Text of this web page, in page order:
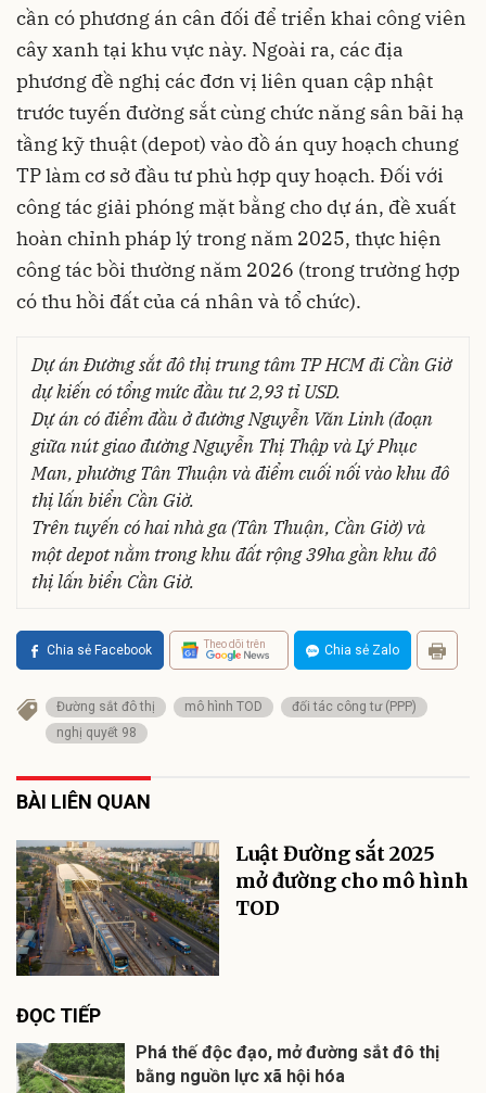
cần có phương án cân đối để triển khai công viên
cây xanh tại khu vực này. Ngoài ra, các địa
phương đề nghị các đơn vị liên quan cập nhật
trước tuyến đường sắt cùng chức năng sân bãi hạ
tầng kỹ thuật (depot) vào đồ án quy hoạch chung
TP làm cơ sở đầu tư phù hợp quy hoạch. Đối với
công tác giải phóng mặt bằng cho dự án, đề xuất
hoàn chỉnh pháp lý trong năm 2025, thực hiện
công tác bồi thường năm 2026 (trong trường hợp
có thu hồi đất của cá nhân và tổ chức).
Dự án Đường sắt đô thị trung tâm TP HCM đi Cần Giờ
dự kiến có tổng mức đầu tư 2,93 tỉ USD.
Dự án có điểm đầu ở đường Nguyễn Văn Linh (đoạn
giữa nút giao đường Nguyễn Thị Thập và Lý Phục
Man, phường Tân Thuận và điểm cuối nối vào khu đô
thị lấn biển Cần Giờ.
Trên tuyến có hai nhà ga (Tân Thuận, Cần Giờ) và
một depot nằm trong khu đất rộng 39ha gần khu đô
thị lấn biển Cần Giờ.
Chia sẻ Facebook Theo dõi trên Chia sẻ Zalo
Đường sắt đô thị mô hình TOD
đối tác công tư (PPP)
nghị quyết 98
BÀI LIÊN QUAN
Luật Đường sắt 2025
mở đường cho mô hình
TOD
ĐỌC TIẾP
Phá thế độc đạo, mở đường sắt đô thị
bằng nguồn lực xã hội hóa